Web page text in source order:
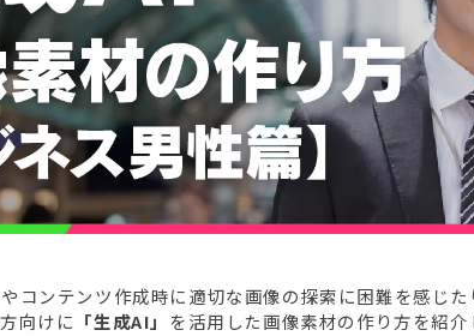
コンテンツ作成時に適切な画像の探索に困難を感じ
向けに 「生成AI」 を活用した画像素材の作り方を紹介